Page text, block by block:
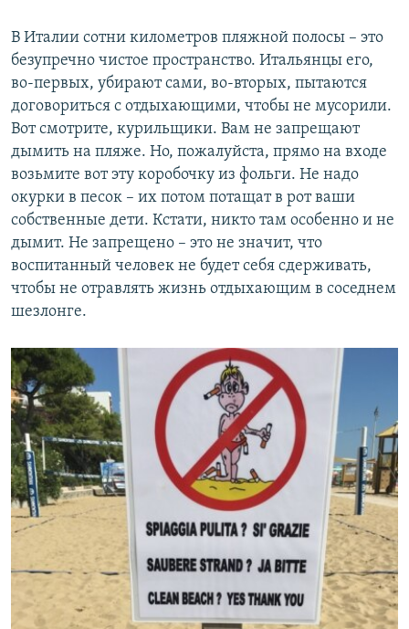
В Италии сотни километров пляжной полосы – это
безупречно чистое пространство. Итальянцы его,
во-первых, убирают сами, во-вторых, пытаются
договориться с отдыхающими, чтобы не мусорили.
Вот смотрите, курильщики. Вам не запрещают
дымить на пляже. Но, пожалуйста, прямо на входе
возьмите вот эту коробочку из фольги. Не надо
окурки в песок – их потом потащат в рот ваши
собственные дети. Кстати, никто там особенно и не
дымит. Не запрещено – это не значит, что
воспитанный человек не будет себя сдерживать,
чтобы не отравлять жизнь отдыхающим в соседнем
шезлонге.